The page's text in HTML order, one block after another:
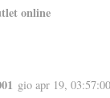
online
gio apr 19,